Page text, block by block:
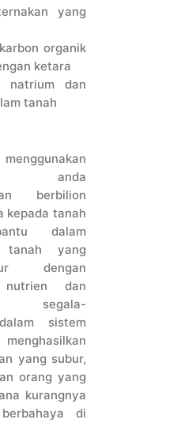
yang
organik
ketara
natrium dan
tanah
anda
berbilion
kepada tanah
dalam
tanah yang
dengan
nutrien dan
segala-
sistem
yang subur,
orang yang
kurangnya
di